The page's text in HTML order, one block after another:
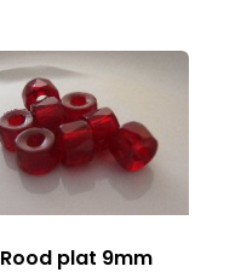
Rood plat 9mm